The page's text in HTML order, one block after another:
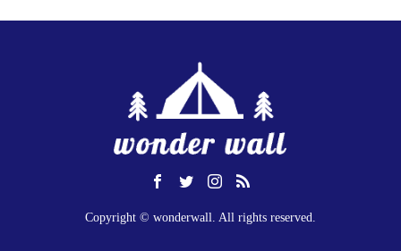
Copyright © wonderwall. All rights reserved.